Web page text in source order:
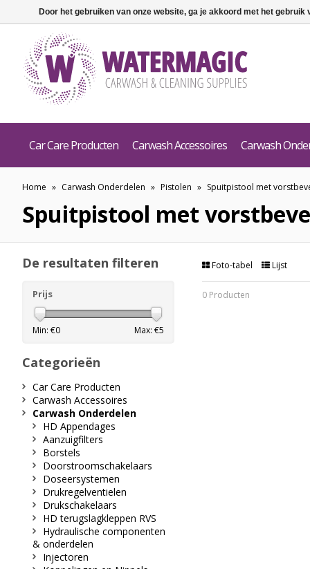
Car Care Producten Carwash Accessoires Carwash
Home » Carwash Onderdelen » Pistolen » Spuitpistool met
Spuitpistool met
Foto-tabel Lijst
0 Producten
De resultaten filteren
Prijs
Min: €0 Max: €5
Categorieën
Car Care Producten
Carwash Accessoires
Carwash Onderdelen
HD Appendages
Aanzuigfilters
Borstels
Doorstroomschakelaars
Doseersystemen
Drukregelventielen
Drukschakelaars
HD terugslagkleppen RVS
Hydraulische componenten
& onderdelen
Injectoren
Door het gebruiken van onze website, ga je akkoord met het